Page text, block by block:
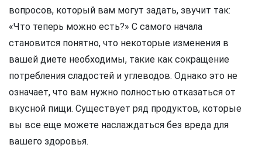
вопросов, который вам могут задать, звучит так:
«Что теперь можно есть?» С самого начала
становится понятно, что некоторые изменения в
вашей диете необходимы, такие как сокращение
потребления сладостей и углеводов. Однако это не
означает, что вам нужно полностью отказаться от
вкусной пищи. Существует ряд продуктов, которые
вы все еще можете наслаждаться без вреда для
вашего здоровья.